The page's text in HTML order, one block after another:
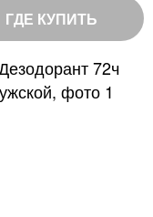
ГДЕ КУПИТЬ